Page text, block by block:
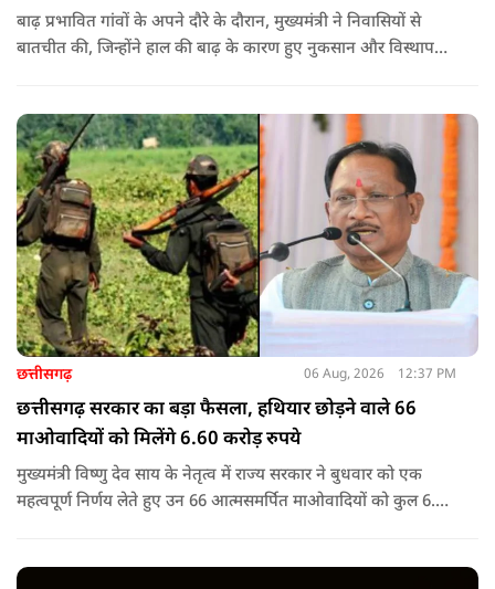
बाढ़ प्रभावित गांवों के अपने दौरे के दौरान, मुख्यमंत्री ने निवासियों से
बातचीत की, जिन्होंने हाल की बाढ़ के कारण हुए नुकसान और विस्थापन
छत्तीसगढ़ 06 Aug, 2026 12:37 PM
छत्तीसगढ़ सरकार का बड़ा फैसला, हथियार छोड़ने वाले 66
माओवादियों को मिलेंगे 6.60 करोड़ रुपये
मुख्यमंत्री विष्णु देव साय के नेतृत्व में राज्य सरकार ने बुधवार को एक
महत्वपूर्ण निर्णय लेते हुए उन 66 आत्मसमर्पित माओवादियों को कुल 6.60